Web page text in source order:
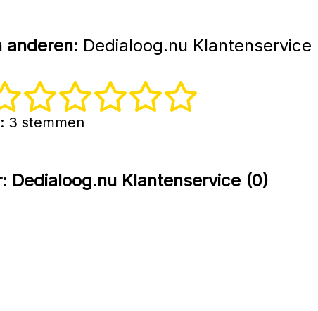
anderen: Dedialoog.nu Klantenservice
3 stemmen
Dedialoog.nu Klantenservice (0)